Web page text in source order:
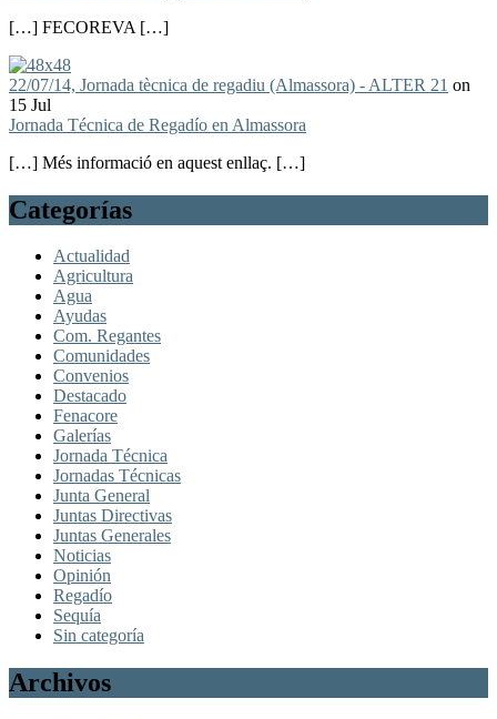
[…] FECOREVA […]
22/07/14, Jornada tècnica de regadiu (Almassora) - ALTER 21 on
15 Jul
Jornada Técnica de Regadío en Almassora
[…] Més informació en aquest enllaç. […]
Categorías
Actualidad
Agricultura
Agua
Ayudas
Com. Regantes
Comunidades
Convenios
Destacado
Fenacore
Galerías
Jornada Técnica
Jornadas Técnicas
Junta General
Juntas Directivas
Juntas Generales
Noticias
Opinión
Regadío
Sequía
Sin categoría
Archivos